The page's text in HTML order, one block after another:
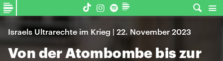
Israels Ultrarechte im Krieg | 22. November 2023
Von der Atombombe bis zur